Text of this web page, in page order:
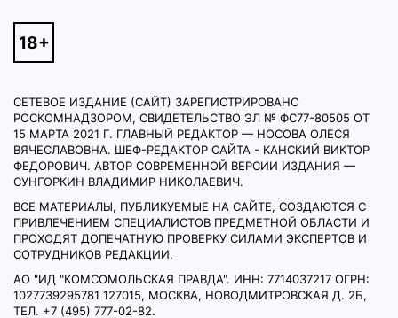
СЕТЕВОЕ ИЗДАНИЕ (САЙТ) ЗАРЕГИСТРИРОВАНО
РОСКОМНАДЗОРОМ, СВИДЕТЕЛЬСТВО ЭЛ № ФС77-80505 ОТ
15 МАРТА 2021 Г. ГЛАВНЫЙ РЕДАКТОР — НОСОВА ОЛЕСЯ
ВЯЧЕСЛАВОВНА. ШЕФ-РЕДАКТОР САЙТА - КАНСКИЙ ВИКТОР
ФЕДОРОВИЧ. АВТОР СОВРЕМЕННОЙ ВЕРСИИ ИЗДАНИЯ —
СУНГОРКИН ВЛАДИМИР НИКОЛАЕВИЧ.
ВСЕ МАТЕРИАЛЫ, ПУБЛИКУЕМЫЕ НА САЙТЕ, СОЗДАЮТСЯ С
ПРИВЛЕЧЕНИЕМ СПЕЦИАЛИСТОВ ПРЕДМЕТНОЙ ОБЛАСТИ И
ПРОХОДЯТ ДОПЕЧАТНУЮ ПРОВЕРКУ СИЛАМИ ЭКСПЕРТОВ И
СОТРУДНИКОВ РЕДАКЦИИ.
АО "ИД "КОМСОМОЛЬСКАЯ ПРАВДА". ИНН: 7714037217 ОГРН:
1027739295781 127015, МОСКВА, НОВОДМИТРОВСКАЯ Д. 2Б,
ТЕЛ. +7 (495) 777-02-82.